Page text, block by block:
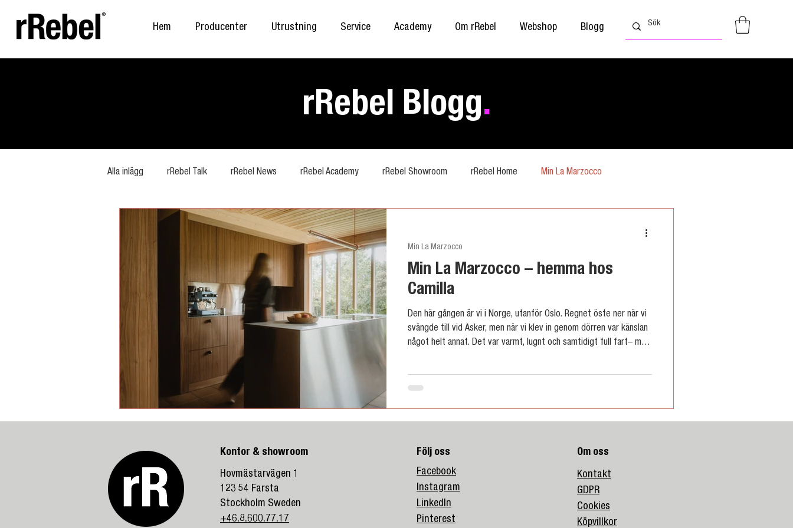
Hem Producenter Utrustning Service Academy Om rRebel Webshop Blogg
rRebel Blogg.
Alla inlägg rRebel Talk rRebel News rRebel Academy rRebel Showroom rRebel Home Min La Marzocco
Min La Marzocco – hemma hos
Camilla
Den här gången är vi i Norge, utanför Oslo. Regnet öste ner när vi
svängde till vid Asker, men när vi klev in genom dörren var känslan
något helt annat. Det var varmt, lugnt och samtidigt full fart– med
Christian, strax utanför Oslo. Följ med på ett nytt avsnitt av Min La
Min La Marzocco
Kontor & showroom
Hovmästarvägen 1
123 54 Farsta
Stockholm Sweden
+46.8.600.77.17
Följ oss
Facebook
Instagram
LinkedIn
Pinterest
Om oss
Kontakt
GDPR
Cookies
Köpvillkor